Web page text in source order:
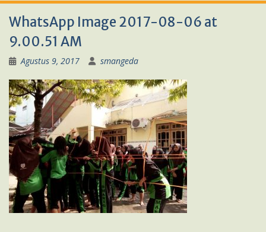
WhatsApp Image 2017-08-06 at
9.00.51 AM
Agustus 9, 2017 smangeda